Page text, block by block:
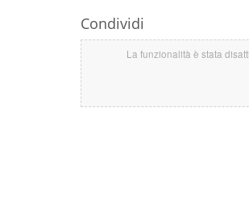
Condividi
La funzionalità è stata